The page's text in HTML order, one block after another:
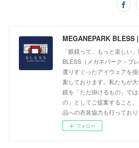
「眼鏡って、もっと楽しい
BLESS（メガネパーク・ブ
選りすぐったアイウェアを
案しております。私たちが
鏡を「ただ掛けるもの」で
の」としてご提案すること
品への衣装協力も行っており
フォロー